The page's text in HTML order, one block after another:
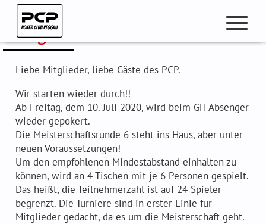
Zum
Inhalt
springen
open
Club Beiträge
Pokercup & Masters
Mitglieder
Es geht wieder los!
Liebe Mitglieder, liebe Gäste des PCP.
Wir starten wieder durch!!
Ab Freitag, dem 10. Juli 2020, wird beim GH Absenger
wieder gepokert.
Die Meisterschaftsrunde 6 steht ins Haus, aber unter
neuen Voraussetzungen!
Um den empfohlenen Mindestabstand einhalten zu
können, wird an 4 Tischen mit je 6 Personen gespielt.
Das heißt, die Teilnehmerzahl ist auf 24 Spieler
begrenzt. Die Turniere sind in erster Linie für
Mitglieder gedacht, da es um die Meisterschaft geht.